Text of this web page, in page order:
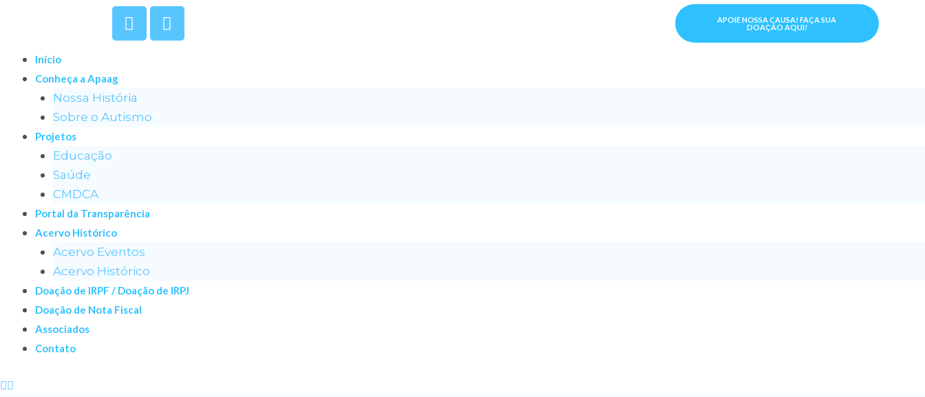
APOIE NOSSA CAUSA! FAÇA SUA
DOAÇÃO AQUI!
Início
Conheça a Apaag
Nossa História
Sobre o Autismo
Projetos
Educação
Saúde
CMDCA
Portal da Transparência
Acervo Histórico
Acervo Eventos
Acervo Histórico
Doação de IRPF / Doação de IRPJ
Doação de Nota Fiscal
Associados
Contato